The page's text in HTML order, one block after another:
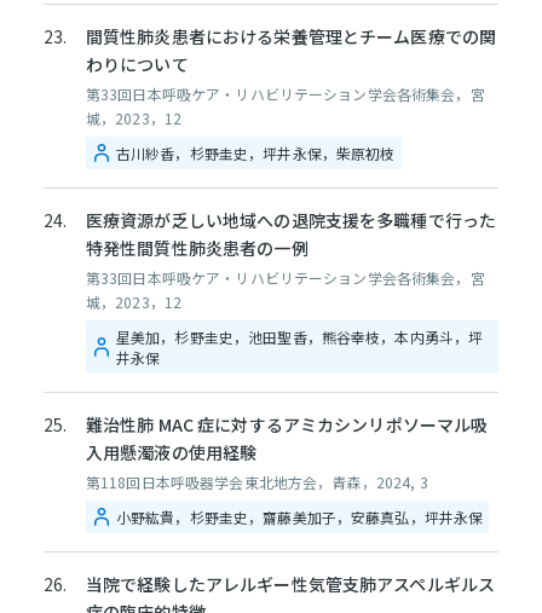
間質性肺炎患者における栄養管理とチーム医療での関
わりについて
第33回日本呼吸ケア・リハビリテーション学会各術集会，宮
城，2023，12
古川紗香，杉野圭史，坪井永保，柴原初枝
医療資源が乏しい地域への退院支援を多職種で行った
特発性間質性肺炎患者の一例
第33回日本呼吸ケア・リハビリテーション学会各術集会，宮
城，2023，12
星美加，杉野圭史，池田聖香，熊谷幸枝，本内勇斗，坪
井永保
難治性肺 MAC 症に対するアミカシンリポソーマル吸
入用懸濁液の使用経験
第118回日本呼吸器学会東北地方会，青森，2024, 3
小野紘貴，杉野圭史，齋藤美加子，安藤真弘，坪井永保
当院で経験したアレルギー性気管支肺アスペルギルス